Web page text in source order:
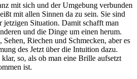
mit sich und der Umgebung verbunden
mit allen Sinnen da zu sein. Sie sind
jetzigen Situation. Damit schafft man
und die Dinge um einen herum.
Riechen und Schmecken, aber es
des Jetzt über die Intuition dazu.
so, als ob man eine Brille aufsetzt
ist.